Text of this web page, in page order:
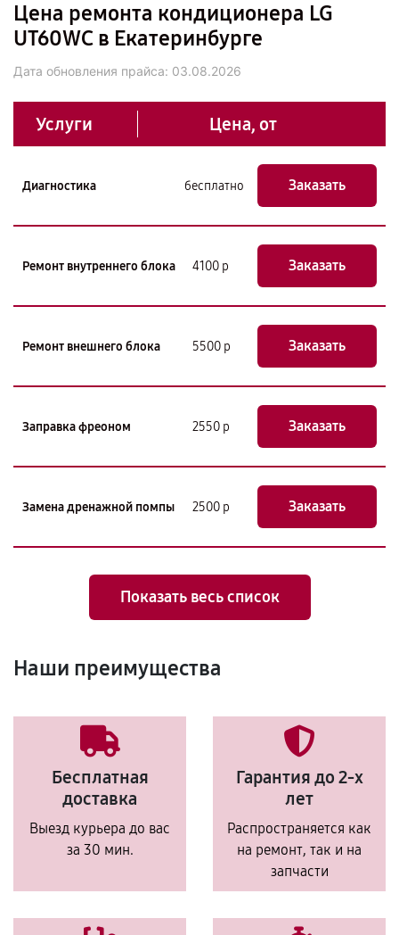
Цена ремонта кондиционера LG
UT60WC в Екатеринбурге
Дата обновления прайса: 03.08.2026
Услуги Цена, от
Диагностика бесплатно Заказать
Ремонт внутреннего блока 4100 р Заказать
Ремонт внешнего блока 5500 р Заказать
Заправка фреоном 2550 р Заказать
Замена дренажной помпы 2500 р Заказать
Показать весь список
Наши преимущества
Бесплатная
доставка
Выезд курьера до вас
за 30 мин.
Гарантия до 2-х
лет
Распространяется как
на ремонт, так и на
запчасти